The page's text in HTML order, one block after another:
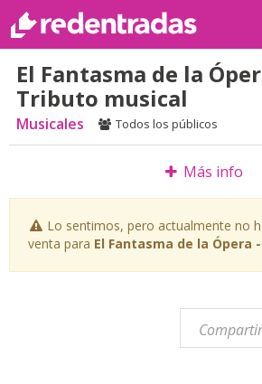
El Fantasma de la
Tributo musical
Musicales Todos los públicos
Más info
Lo sentimos, pero actualmente no
venta para El Fantasma de la Ópera